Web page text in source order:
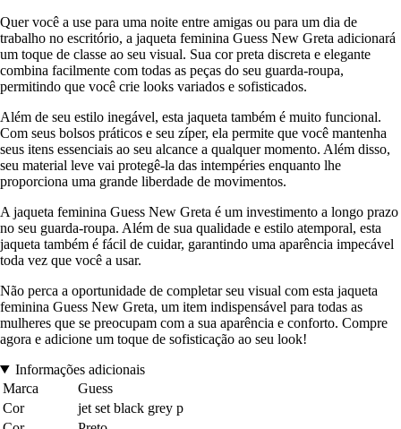
Quer você a use para uma noite entre amigas ou para um dia de
trabalho no escritório, a jaqueta feminina Guess New Greta adicionará
um toque de classe ao seu visual. Sua cor preta discreta e elegante
combina facilmente com todas as peças do seu guarda-roupa,
permitindo que você crie looks variados e sofisticados.
Além de seu estilo inegável, esta jaqueta também é muito funcional.
Com seus bolsos práticos e seu zíper, ela permite que você mantenha
seus itens essenciais ao seu alcance a qualquer momento. Além disso,
seu material leve vai protegê-la das intempéries enquanto lhe
proporciona uma grande liberdade de movimentos.
A jaqueta feminina Guess New Greta é um investimento a longo prazo
no seu guarda-roupa. Além de sua qualidade e estilo atemporal, esta
jaqueta também é fácil de cuidar, garantindo uma aparência impecável
toda vez que você a usar.
Não perca a oportunidade de completar seu visual com esta jaqueta
feminina Guess New Greta, um item indispensável para todas as
mulheres que se preocupam com a sua aparência e conforto. Compre
agora e adicione um toque de sofisticação ao seu look!
Informações adicionais
Marca
Guess
Cor
jet set black grey p